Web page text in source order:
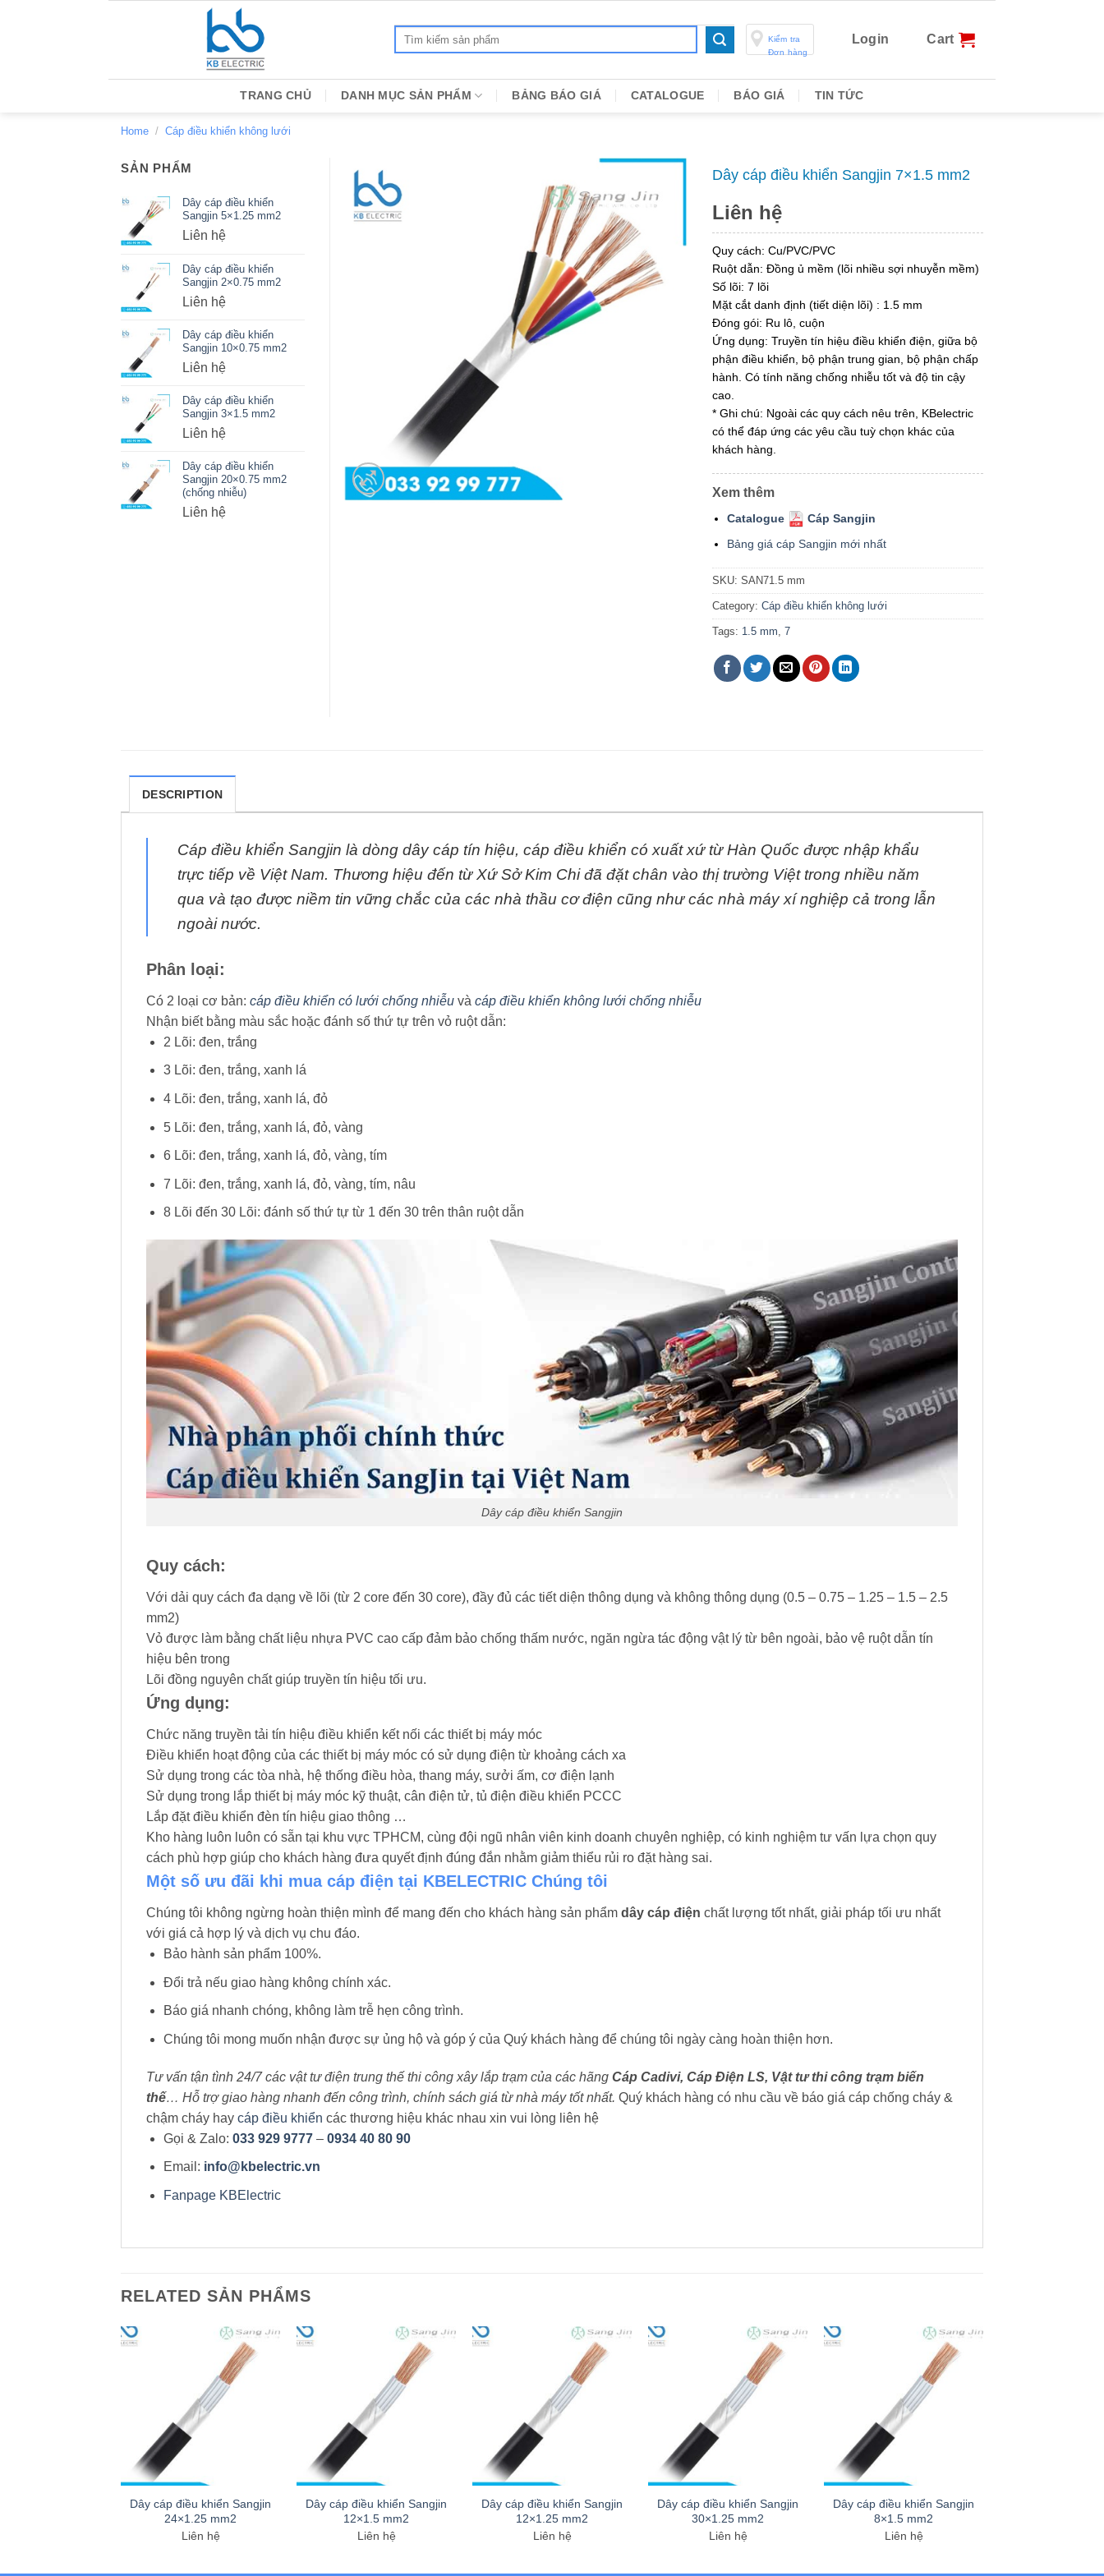
Kiểm tra
Đơn hàng
Login Cart
TRANG CHỦ DANH MỤC SẢN PHẨM BẢNG BÁO GIÁ CATALOGUE BÁO GIÁ TIN TỨC
Home / Cáp điều khiển không lưới
Dây cáp điều khiển Sangjin 7×1.5 mm2
Liên hệ
Quy cách: Cu/PVC/PVC
Ruột dẫn: Đồng ủ mềm (lõi nhiều sợi nhuyễn mềm)
Số lõi: 7 lõi
Mặt cắt danh định (tiết diện lõi) : 1.5 mm
Đóng gói: Ru lô, cuộn
Ứng dụng: Truyền tín hiệu điều khiển điện, giữa bộ
phận điều khiển, bộ phận trung gian, bộ phận chấp
hành. Có tính năng chống nhiễu tốt và độ tin cậy
cao.
* Ghi chú: Ngoài các quy cách nêu trên, KBelectric
có thể đáp ứng các yêu cầu tuỳ chọn khác của
khách hàng.
Xem thêm
Catalogue
Cáp Sangjin
Bảng giá cáp Sangjin mới nhất
SKU: SAN71.5 mm
Category: Cáp điều khiển không lưới
Tags: 1.5 mm 7
SẢN PHẨM
Dây cáp điều khiển
Sangjin 5×1.25 mm2
Liên hệ
Dây cáp điều khiển
Sangjin 2×0.75 mm2
Liên hệ
Dây cáp điều khiển
Sangjin 10×0.75 mm2
Liên hệ
Dây cáp điều khiển
Sangjin 3×1.5 mm2
Liên hệ
Dây cáp điều khiển
Sangjin 20×0.75 mm2
(chống nhiễu)
Liên hệ
DESCRIPTION
Cáp điều khiển Sangjin là dòng dây cáp tín hiệu, cáp điều khiển có xuất xứ từ Hàn Quốc được nhập khẩu
trực tiếp về Việt Nam. Thương hiệu đến từ Xứ Sở Kim Chi đã đặt chân vào thị trường Việt trong nhiều năm
qua và tạo được niềm tin vững chắc của các nhà thầu cơ điện cũng như các nhà máy xí nghiệp cả trong lẫn
ngoài nước.
Phân loại:
Có 2 loại cơ bản: cáp điều khiển có lưới chống nhiễu và cáp điều khiển không lưới chống nhiễu
Nhận biết bằng màu sắc hoặc đánh số thứ tự trên vỏ ruột dẫn:
2 Lõi: đen, trắng
3 Lõi: đen, trắng, xanh lá
4 Lõi: đen, trắng, xanh lá, đỏ
5 Lõi: đen, trắng, xanh lá, đỏ, vàng
6 Lõi: đen, trắng, xanh lá, đỏ, vàng, tím
7 Lõi: đen, trắng, xanh lá, đỏ, vàng, tím, nâu
8 Lõi đến 30 Lõi: đánh số thứ tự từ 1 đến 30 trên thân ruột dẫn
Dây cáp điều khiển Sangjin
Quy cách:
Với dải quy cách đa dạng về lõi (từ 2 core đến 30 core), đầy đủ các tiết diện thông dụng và không thông dụng (0.5 – 0.75 – 1.25 – 1.5 – 2.5
mm2)
Vỏ được làm bằng chất liệu nhựa PVC cao cấp đảm bảo chống thấm nước, ngăn ngừa tác động vật lý từ bên ngoài, bảo vệ ruột dẫn tín
hiệu bên trong
Lõi đồng nguyên chất giúp truyền tín hiệu tối ưu.
Ứng dụng:
Chức năng truyền tải tín hiệu điều khiển kết nối các thiết bị máy móc
Điều khiển hoạt động của các thiết bị máy móc có sử dụng điện từ khoảng cách xa
Sử dụng trong các tòa nhà, hệ thống điều hòa, thang máy, sưởi ấm, cơ điện lạnh
Sử dụng trong lắp thiết bị máy móc kỹ thuật, cân điện tử, tủ điện điều khiển PCCC
Lắp đặt điều khiển đèn tín hiệu giao thông …
Kho hàng luôn luôn có sẵn tại khu vực TPHCM, cùng đội ngũ nhân viên kinh doanh chuyên nghiệp, có kinh nghiệm tư vấn lựa chọn quy
cách phù hợp giúp cho khách hàng đưa quyết định đúng đắn nhằm giảm thiểu rủi ro đặt hàng sai.
Một số ưu đãi khi mua cáp điện tại KBELECTRIC Chúng tôi
Chúng tôi không ngừng hoàn thiện mình để mang đến cho khách hàng sản phẩm dây cáp điện chất lượng tốt nhất, giải pháp tối ưu nhất
với giá cả hợp lý và dịch vụ chu đáo.
Bảo hành sản phẩm 100%.
Đổi trả nếu giao hàng không chính xác.
Báo giá nhanh chóng, không làm trễ hẹn công trình.
Chúng tôi mong muốn nhận được sự ủng hộ và góp ý của Quý khách hàng để chúng tôi ngày càng hoàn thiện hơn.
Tư vấn tận tình 24/7 các vật tư điện trung thế thi công xây lắp trạm của các hãng Cáp Cadivi, Cáp Điện LS, Vật tư thi công trạm biến
thế… Hỗ trợ giao hàng nhanh đến công trình, chính sách giá từ nhà máy tốt nhất. Quý khách hàng có nhu cầu về báo giá cáp chống cháy &
chậm cháy hay cáp điều khiển các thương hiệu khác nhau xin vui lòng liên hệ
Gọi & Zalo: 033 929 9777 – 0934 40 80 90
Email: info@kbelectric.vn
Fanpage KBElectric
RELATED SẢN PHẨMS
Dây cáp điều khiển Sangjin
24×1.25 mm2
Liên hệ
Dây cáp điều khiển Sangjin
12×1.5 mm2
Liên hệ
Dây cáp điều khiển Sangjin
12×1.25 mm2
Liên hệ
Dây cáp điều khiển Sangjin
30×1.25 mm2
Liên hệ
Dây cáp điều khiển Sangjin
8×1.5 mm2
Liên hệ